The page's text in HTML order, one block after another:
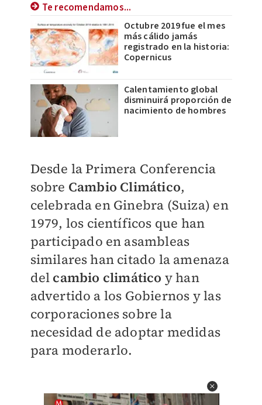
Te recomendamos...
Octubre 2019 fue el mes
más cálido jamás
registrado en la historia:
Copernicus
Calentamiento global
disminuirá proporción de
nacimiento de hombres
Desde la Primera Conferencia
sobre Cambio Climático,
celebrada en Ginebra (Suiza) en
1979, los científicos que han
participado en asambleas
similares han citado la amenaza
del cambio climático y han
advertido a los Gobiernos y las
corporaciones sobre la
necesidad de adoptar medidas
para moderarlo.